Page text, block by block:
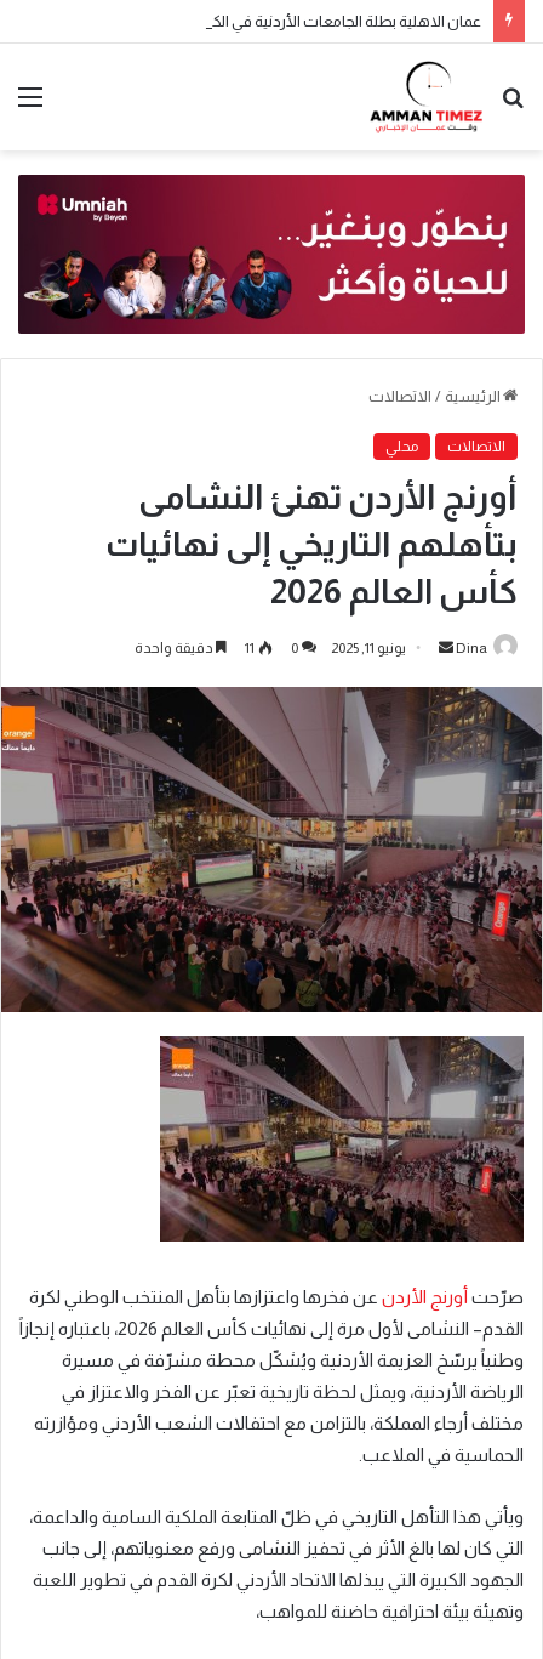
الرئيسية / الاتصالات
الاتصالات محلي
أورنج الأردن تهنئ النشامى
بتأهلهم التاريخي إلى نهائيات
كأس العالم 2026
Dina يونيو 11, 2025 0
11 دقيقة واحدة
صرّحت أورنج الأردن عن فخرها واعتزازها بتأهل المنتخب الوطني لكرة
القدم– النشامى لأول مرة إلى نهائيات كأس العالم 2026، باعتباره إنجاز
اً
وطنياً يرسّخ العزيمة الأردنية ويُشكّل محطة مشرّفة في مسيرة
الرياضة الأردنية، ويمثل لحظة تاريخية تعبّر عن الفخر والاعتزاز في
مختلف أرجاء المملكة، بالتزامن مع احتفالات الشعب الأردني ومؤازرته
الحماسية في الملاعب
ويأتي هذا التأهل التاريخي في ظلّ المتابعة الملكية السامية والداعمة،
التي كان لها بالغ الأثر في تحفيز النشامى ورفع معنوياتهم، إلى جانب
الجهود الكبيرة التي يبذلها الاتحاد الأردني لكرة القدم في تطوير اللعبة
وتهيئة بيئة احترافية حاضنة للمواهب،